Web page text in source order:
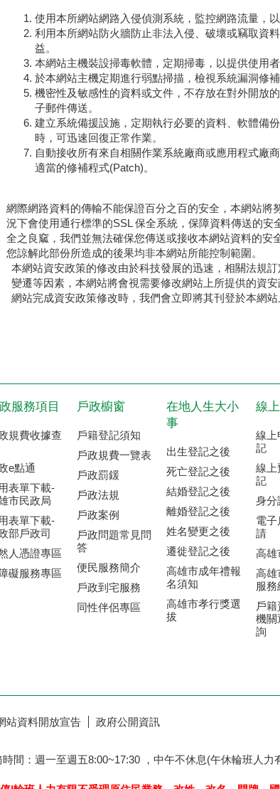
使用本所網站網路入侵偵測系統，監控網路流量，
利用本所網站防火牆防止非法入侵、破壞或竊取資
益。
本網站主機裝設掃毒軟體，定期掃毒，以提供使用
於本網站主機定期進行弱點掃描，檢視系統漏洞修補
機密性及敏感性的資料或文件，不存放在對外開放
子郵件傳送。
建立系統備援設施，定期執行必要的資料、軟體備
時，可迅速回復正常作業。
自動接收所有來自相關作業系統廠商或應用程式廠
適當的修補程式(Patch)。
網際網路資料的傳輸不能保證百分之百的安全，本網站將
況下會使用通行標準的SSL 保全系統，保障資料傳送的
全之良窳，我們並無法確保您傳送或接收本網站資料的安
您諒解此部份所造成的後果均非本網站所能控制範圍。
本網站資安政策的修改由於科技發展的迅速，相關法規
變遷等因素，本網站將會視需要修改網站上所提供的資
網站完成資安政策修改時，我們會立即將其刊登於本網站
服務項目
規費收據查
e點通
表單下載-
市民政局
表單下載-
部戶政司
人憑證專區
礙服務專區
戶政櫥窗
戶籍登記須知
戶政規費一覽表
戶政罰鍰
戶政法規
戶政案例
戶政問題常見問
答
便民服務簡介
戶政到宅服務
同性伴侶專區
在地人生大小
事
出生登記之後
死亡登記之後
結婚登記之後
離婚登記之後
姓名變更之後
遷徙登記之後
高雄市成年禮報
名須知
高雄市孝行獎選
拔
線
線上
記
線上
記
身分
電子
請
高雄
高雄
服務
戶籍
機關
詢
站資料開放宣告 政府公開資訊
間：週一至週五8:00~17:30 ，中午不休息(午休輪班人力